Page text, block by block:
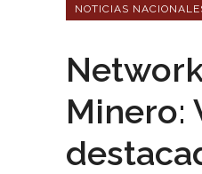
NOTICIAS
Minero: